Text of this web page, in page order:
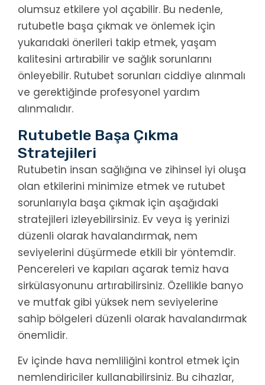
olumsuz etkilere yol açabilir. Bu nedenle,
rutubetle başa çıkmak ve önlemek için
yukarıdaki önerileri takip etmek, yaşam
kalitesini artırabilir ve sağlık sorunlarını
önleyebilir. Rutubet sorunları ciddiye alınmalı
ve gerektiğinde profesyonel yardım
alınmalıdır.
Rutubetle Başa Çıkma
Stratejileri
Rutubetin insan sağlığına ve zihinsel iyi oluşa
olan etkilerini minimize etmek ve rutubet
sorunlarıyla başa çıkmak için aşağıdaki
stratejileri izleyebilirsiniz. Ev veya iş yerinizi
düzenli olarak havalandırmak, nem
seviyelerini düşürmede etkili bir yöntemdir.
Pencereleri ve kapıları açarak temiz hava
sirkülasyonunu artırabilirsiniz. Özellikle banyo
ve mutfak gibi yüksek nem seviyelerine
sahip bölgeleri düzenli olarak havalandırmak
önemlidir.
Ev içinde hava nemliliğini kontrol etmek için
nemlendiriciler kullanabilirsiniz. Bu cihazlar,